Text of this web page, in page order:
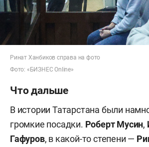
Ринат Ханбиков справа на фото
Фото: «БИЗНЕС Online»
Что дальше
В истории Татарстана были
громкие посадки. Роберт Мусин,
Гафуров, в какой-то степени —